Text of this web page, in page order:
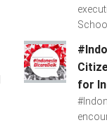
for